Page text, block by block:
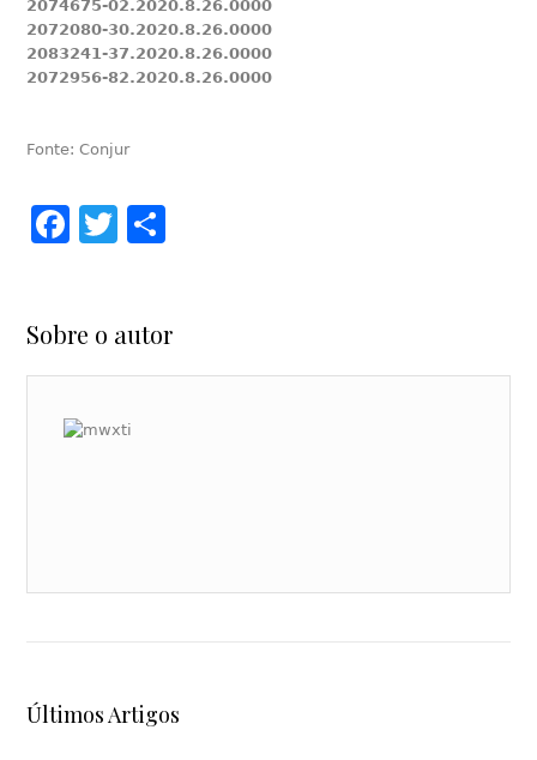
2074675-02.2020.8.26.0000
2072080-30.2020.8.26.0000
2083241-37.2020.8.26.0000
2072956-82.2020.8.26.0000
Fonte: Conjur
Facebook
Twitter
Sobre o autor
Últimos Artigos